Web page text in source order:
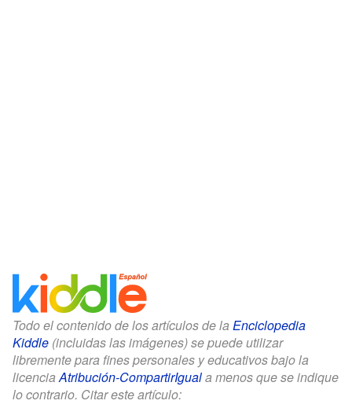
Todo el contenido de los artículos de la Enciclopedia
Kiddle (incluidas las imágenes) se puede utilizar
libremente para fines personales y educativos bajo la
licencia Atribución-CompartirIguala menos que se indique
lo contrario. Citar este artículo: